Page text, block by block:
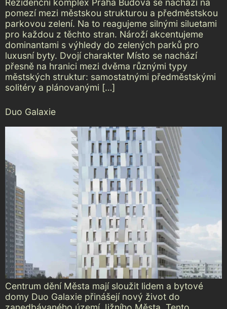
Rezidenční komplex Praha Budova se nachází na
pomezí mezi městskou strukturou a předměstskou
parkovou zelení. Na to reagujeme silnými siluetami
pro každou z těchto stran. Nároží akcentujeme
dominantami s výhledy do zelených parků pro
luxusní byty. Dvojí charakter Místo se nachází
přesně na hranici mezi dvěma různými typy
městských struktur: samostatnými předměstskými
solitéry a plánovanými […]
Duo Galaxie
Centrum dění Města mají sloužit lidem a bytové
domy Duo Galaxie přinášejí nový život do